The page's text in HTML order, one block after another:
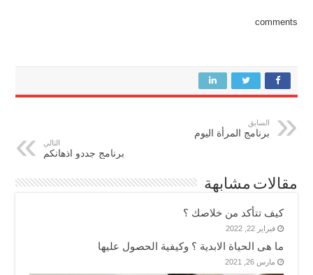
comments
السابق
برنامج المرأة اليوم
التالي
برنامج جددو اذهانكم
مقالات مشابهة
كيف تتأكد من خلاصك ؟
فبراير 22, 2022
ما هى الحياة الابدية ؟ وكيفية الحصول عليها
مارس 26, 2021